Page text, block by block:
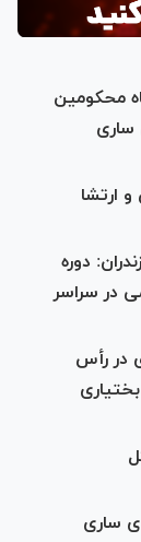
محکومین
ساری
و ارتشا
دوره
در سراسر
در رأس
ساری